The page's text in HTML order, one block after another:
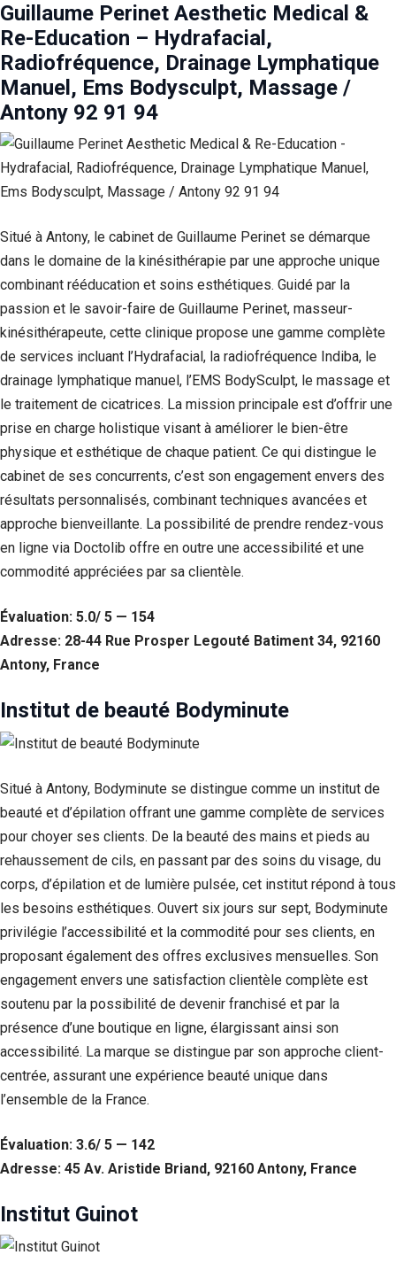
Guillaume Perinet Aesthetic Medical &
Re-Education – Hydrafacial,
Radiofréquence, Drainage Lymphatique
Manuel, Ems Bodysculpt, Massage /
Antony 92 91 94
Situé à Antony, le cabinet de Guillaume Perinet se démarque
dans le domaine de la kinésithérapie par une approche unique
combinant rééducation et soins esthétiques. Guidé par la
passion et le savoir-faire de Guillaume Perinet, masseur-
kinésithérapeute, cette clinique propose une gamme complète
de services incluant l’Hydrafacial, la radiofréquence Indiba, le
drainage lymphatique manuel, l’EMS BodySculpt, le massage et
le traitement de cicatrices. La mission principale est d’offrir une
prise en charge holistique visant à améliorer le bien-être
physique et esthétique de chaque patient. Ce qui distingue le
cabinet de ses concurrents, c’est son engagement envers des
résultats personnalisés, combinant techniques avancées et
approche bienveillante. La possibilité de prendre rendez-vous
en ligne via Doctolib offre en outre une accessibilité et une
commodité appréciées par sa clientèle.
Évaluation: 5.0/ 5 — 154
Adresse: 28-44 Rue Prosper Legouté Batiment 34, 92160
Antony, France
Institut de beauté Bodyminute
Situé à Antony, Bodyminute se distingue comme un institut de
beauté et d’épilation offrant une gamme complète de services
pour choyer ses clients. De la beauté des mains et pieds au
rehaussement de cils, en passant par des soins du visage, du
corps, d’épilation et de lumière pulsée, cet institut répond à tous
les besoins esthétiques. Ouvert six jours sur sept, Bodyminute
privilégie l’accessibilité et la commodité pour ses clients, en
proposant également des offres exclusives mensuelles. Son
engagement envers une satisfaction clientèle complète est
soutenu par la possibilité de devenir franchisé et par la
présence d’une boutique en ligne, élargissant ainsi son
accessibilité. La marque se distingue par son approche client-
centrée, assurant une expérience beauté unique dans
l’ensemble de la France.
Évaluation: 3.6/ 5 — 142
Adresse: 45 Av. Aristide Briand, 92160 Antony, France
Institut Guinot
Nécessaire
facultatifs. Ils
sont
nécessaires au
fonctionnement
du site Web.
Statistiques
Afin que
nous
améliorer la
fonctionnalité
et la structure
du site Web,
en fonction
de la façon
dont le site
Web est
site Web
aussi bien que